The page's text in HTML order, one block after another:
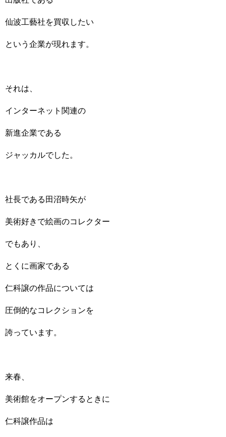
仙波工藝社を買収したい
という企業が現れます。
それは、
インターネット関連の
新進企業である
ジャッカルでした。
社長である田沼時矢が
美術好きで絵画のコレクター
でもあり、
とくに画家である
仁科譲の作品については
圧倒的なコレクションを
誇っています。
来春、
美術館をオープンするときに
仁科譲作品は